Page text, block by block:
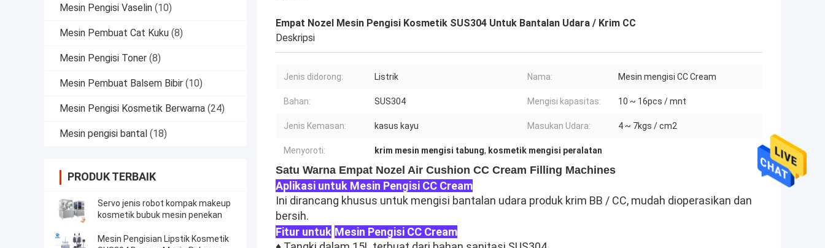
Mesin Pengisi Vaselin (10)
Mesin Pembuat Cat Kuku (8)
Mesin Pengisi Toner (8)
Mesin Pembuat Balsem Bibir (10)
Mesin Pengisi Kosmetik Berwarna (24)
Mesin pengisi bantal (18)
PRODUK TERBAIK
Servo jenis robot kompak makeup
kosmetik bubuk mesin penekan
Mesin Pengisian Lipstik Kosmetik
Empat Nozel Mesin Pengisi Kosmetik SUS304 Untuk Bantalan Udara / Krim CC
Deskripsi
Jenis didorong: Listrik Nama: Mesin mengisi CC Cream
Bahan: SUS304 Mengisi kapasitas: 10 ~ 16pcs / mnt
Jenis Kemasan: kasus kayu Masukan Udara: 4 ~ 7kgs / cm2
Menyoroti: krim mesin mengisi tabung, kosmetik mengisi peralatan
Satu Warna Empat Nozel Air Cushion CC Cream Filling Machines
Aplikasi untuk Mesin Pengisi CC Cream
Ini dirancang khusus untuk mengisi bantalan udara produk krim BB / CC, mudah dioperasikan dan
bersih.
Fitur untuk Mesin Pengisi CC Cream